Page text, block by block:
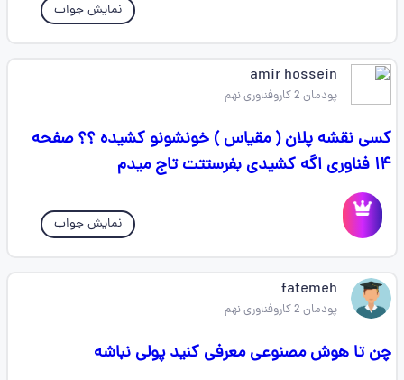
نمایش جواب
amir hossein
پودمان 2 کاروفناوری نهم
کسی نقشه پلان ( مقیاس ) خونشونو کشیده ؟؟ صفحه
۱۴ فناوری اگه کشیدی بفرستتت تاج میدم
نمایش جواب
fatemeh
پودمان 2 کاروفناوری نهم
چن تا هوش مصنوعی معرفی کنید پولی نباشه